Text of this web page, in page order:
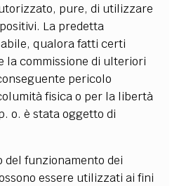
pure, di utilizzare
La predetta
qualora fatti certi
la commissione di ulteriori
pericolo
fisica o per la libertà
o. è stata oggetto di
funzionamento dei
essere utilizzati ai fini